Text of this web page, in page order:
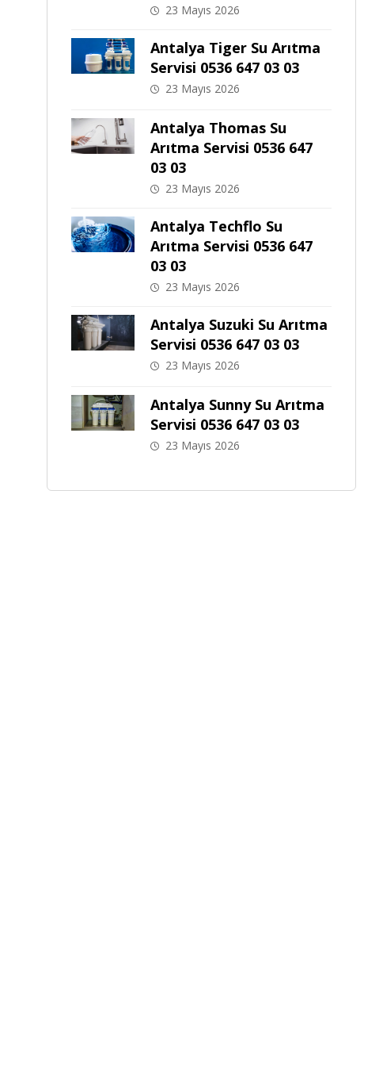
23 Mayıs 2026
Antalya Tiger Su Arıtma
Servisi 0536 647 03 03
23 Mayıs 2026
Antalya Thomas Su
Arıtma Servisi 0536 647
03 03
23 Mayıs 2026
Antalya Techflo Su
Arıtma Servisi 0536 647
03 03
23 Mayıs 2026
Antalya Suzuki Su Arıtma
Servisi 0536 647 03 03
23 Mayıs 2026
Antalya Sunny Su Arıtma
Servisi 0536 647 03 03
23 Mayıs 2026